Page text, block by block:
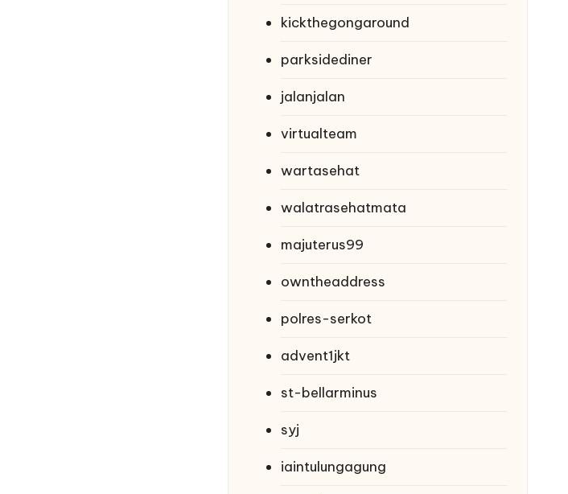
kickthegongaround
parksidediner
jalanjalan
virtualteam
wartasehat
walatrasehatmata
majuterus99
owntheaddress
polres-serkot
advent1jkt
st-bellarminus
syj
iaintulungagung